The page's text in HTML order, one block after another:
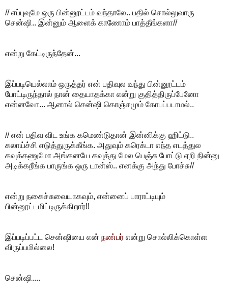
// எப்புவுமே ஒரு பின்னூட்டம் வந்தாலே.. பதில் சொல்லுவாரு
சென்ஷி.. இன்னும் ஆளைக் காணோம் பாத்தீங்களா//
என்று கேட்டிருந்தேன்...
இப்படியெல்லாம் ஒருத்தர் என் பதிவுல வந்து பின்னூட்டம்
போட்டிருந்தால் நான் தையாதக்கா என்று குதித்திருப்பேனோ
என்னவோ... ஆனால் சென்ஷி கொஞ்சமும் கோபப்படாமல்..
// என் பதிவ விட உங்க கமெண்டுதான் இன்னிக்கு ஹிட்டு..
கலாய்ச்சி எடுத்துருக்கீங்க. அதுவும் கரெக்டா எந்த எடத்துல
கவுக்கணுமோ அங்கனயே கவுத்து மேல பெஞ்சு போட்டு ஏறி நின்னு
அடிக்கறீங்க பாருங்க ஒரு டான்ஸ்.. எனக்கு அந்து போச்சு//
என்று நகைச்சுவையாகவும், என்னைப் பாராட்டியும்
பின்னூட்டமிட்டிருக்கிறார்!!
இப்படிப்பட்ட சென்ஷியை என் நண்பர் என்று சொல்லிக்கொள்ள
விருப்பமில்லை!
சென்ஷி....